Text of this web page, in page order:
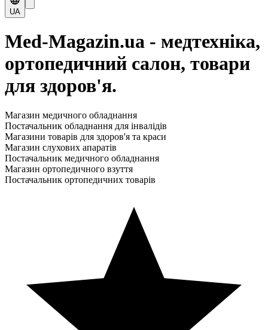
UA
Med-Magazin.ua - медтехніка,
ортопедичний салон, товари
для здоров'я.
Магазин медичного обладнання
Постачальник обладнання для інвалідів
Магазини товарів для здоров'я та краси
Магазин слухових апаратів
Постачальник медичного обладнання
Магазин ортопедичного взуття
Постачальник ортопедичних товарів